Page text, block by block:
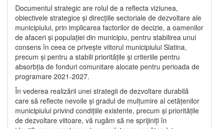
Documentul strategic are rolul de a reflecta viziunea,
obiectivele strategice și direcțiile sectoriale de dezvoltare ale
municipiului, prin implicarea factorilor de decizie, a oamenilor
de afaceri și populației din municipiu, pentru stabilirea unui
consens în ceea ce privește viitorul municipiului Slatina,
precum și pentru a stabili prioritățile și criteriile pentru
absorbția de fonduri comunitare alocate pentru perioada de
programare 2021-2027.
În vederea realizării unei strategii de dezvoltare durabilă
care să reflecte nevoile și gradul de mulțumire al cetățenilor
municipiului privind condițiile existente, precum și prioritățile
de dezvoltare viitoare, vă rugăm să ne sprijiniți în